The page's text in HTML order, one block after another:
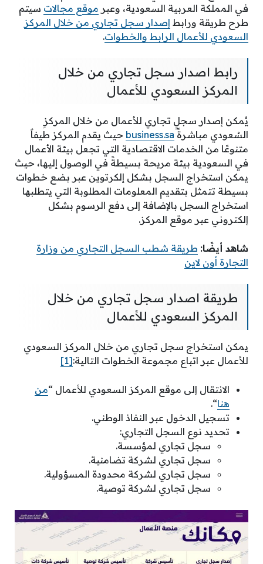
في المملكة العربية السعودية، وعبر موقع مجالات سيتم
طرح طريقة ورابط إصدار سجل تجاري من خلال المركز
السعودي للأعمال الرابط والخطوات.
رابط اصدار سجل تجاري من خلال
المركز السعودي للأعمال
يُمكن إصدار سجلٍ تجاري للأعمال من خلال المركزِ
السُعودي مباشرةً business.sa حيث يقدم المركز طيفاً
متنوعًا من الخدمات الاقتصادية التي تجعل بيئة الأعمال
في السعودية بيئة مريحة بسيطةً في الوصول إليها، حيث
يمكن استخراج السجل بشكل إلكرتوين عبر بضع خطوات
بسيطة تتمثل بتقديم المعلومات المطلوبة التي يتطلبها
استخراج السجل بالإضافة إلى دفع الرسوم بشكل
إلكتروني عبر موقع المركز.
شاهد أيضًا: طريقة شطب السجل التجاري من وزارة
التجارة أون لاين
طريقة اصدار سجل تجاري من خلال
المركز السعودي للأعمال
يمكن استخراج سجل تجاري من خلال المركز السعودي
للأعمال عبر اتباع مجموعة الخطوات التالية:[1]
الانتقال إلى موقع المركز السعودي للأعمال “من
هنا“.
تسجيل الدخول عبر النفاذ الوطني.
تحديد نوع السجل التجاري:
سجل تجاري لمؤسسة.
سجل تجاري لشركة تضامنية.
سجل تجاري لشركة محدودة المسؤولية.
سجل تجاري لشركة توصية.